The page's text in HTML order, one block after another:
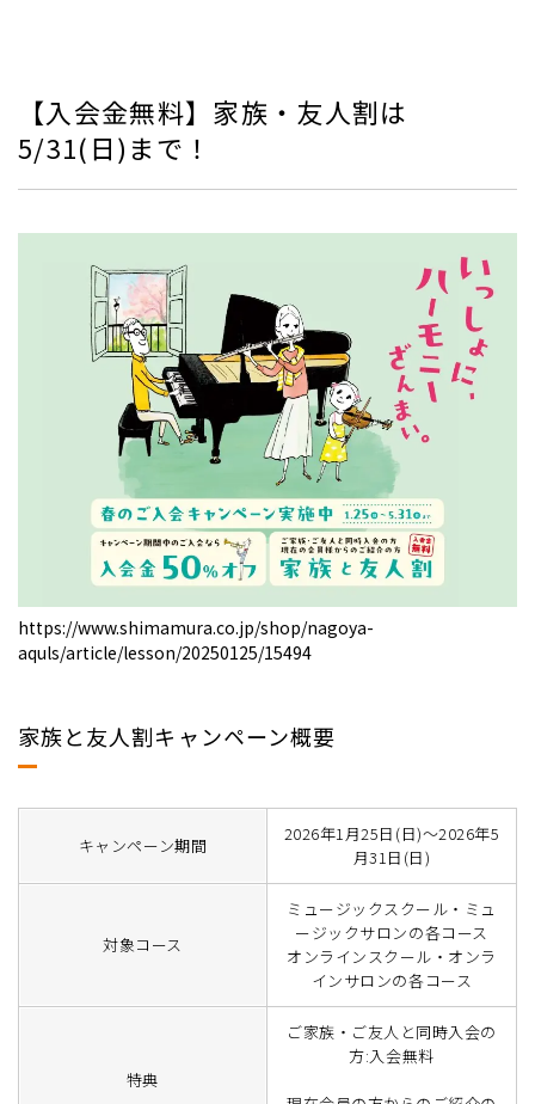
【入会金無料】家族・友人割は
5/31(日)まで！
https://www.shimamura.co.jp/shop/nagoya-
aquls/article/lesson/20250125/15494
家族と友人割キャンペーン概要
キャンペーン期間
2026年1月25日(日)～2026年5
月31日(日)
対象コース
ミュージックスクール・ミュ
ージックサロンの各コース
オンラインスクール・オンラ
インサロンの各コース
特典
ご家族・ご友人と同時入会の
方:入会無料